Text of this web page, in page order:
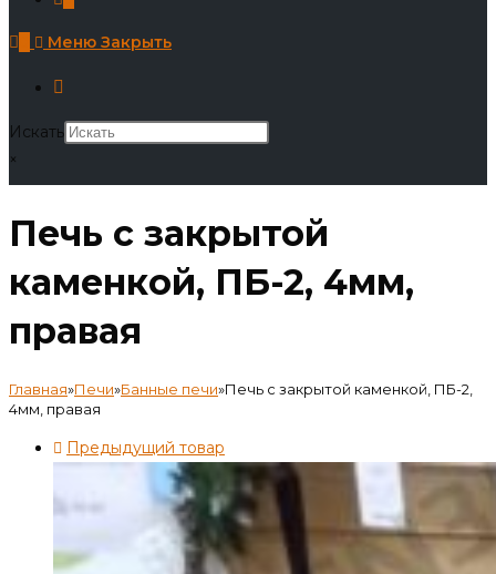
Меню Закрыть
Искать
×
Печь с закрытой
каменкой, ПБ-2, 4мм,
правая
Главная»Печи»Банные печи»Печь с закрытой каменкой, ПБ-2,
4мм, правая
Предыдущий товар